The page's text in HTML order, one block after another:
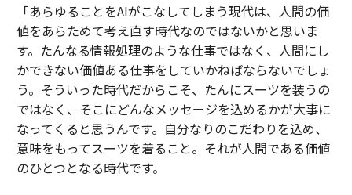
「あらゆることをAIがこなしてしまう現代は、人間の価
値をあらためて考え直す時代なのではないかと思いま
す。たんなる情報処理のような仕事ではなく、人間にし
かできない価値ある仕事をしていかねばならないでしょ
う。そういった時代だからこそ、たんにスーツを装うの
ではなく、そこにどんなメッセージを込めるかが大事に
なってくると思うんです。自分なりのこだわりを込め、
意味をもってスーツを着ること。それが人間である価値
のひとつとなる時代です。